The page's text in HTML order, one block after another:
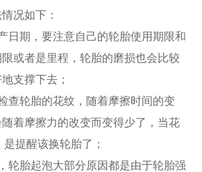
况如下：
日期，要注意自己的轮胎使用期限和
或者是里程，轮胎的磨损也会比较
支撑下去；
查轮胎的花纹，随着摩擦时间的变
着摩擦力的改变而变得少了，当花
提醒该换轮胎了；
轮胎起泡大部分原因都是由于轮胎强